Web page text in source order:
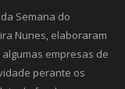
Semana do
Nunes, elaboraram
empresas de
perante os